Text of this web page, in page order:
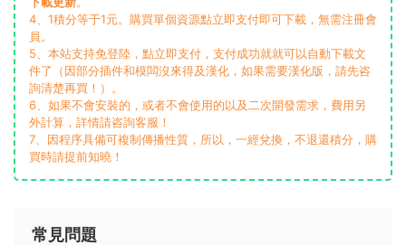
4、1積分等于1元。購買單個資源點立即支付即可下載，無需注冊會
員。
5、本站支持免登陸，點立即支付，支付成功就就可以自動下載文
件了（因部分插件和模闆沒來得及漢化，如果需要漢化版，請先咨
詢清楚再買！）。
6、如果不會安裝的，或者不會使用的以及二次開發需求，費用另
外計算，詳情請咨詢客服！
7、因程序具備可複制傳播性質，所以，一經兌換，不退還積分，購
買時請提前知曉！
常見問題